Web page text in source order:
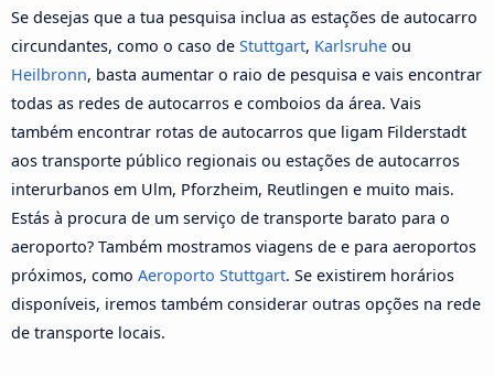
Se desejas que a tua pesquisa inclua as estações de autocarro
circundantes, como o caso de Stuttgart, Karlsruhe ou
Heilbronn, basta aumentar o raio de pesquisa e vais encontrar
todas as redes de autocarros e comboios da área. Vais
também encontrar rotas de autocarros que ligam Filderstadt
aos transporte público regionais ou estações de autocarros
interurbanos em Ulm, Pforzheim, Reutlingen e muito mais.
Estás à procura de um serviço de transporte barato para o
aeroporto? Também mostramos viagens de e para aeroportos
próximos, como Aeroporto Stuttgart. Se existirem horários
disponíveis, iremos também considerar outras opções na rede
de transporte locais.